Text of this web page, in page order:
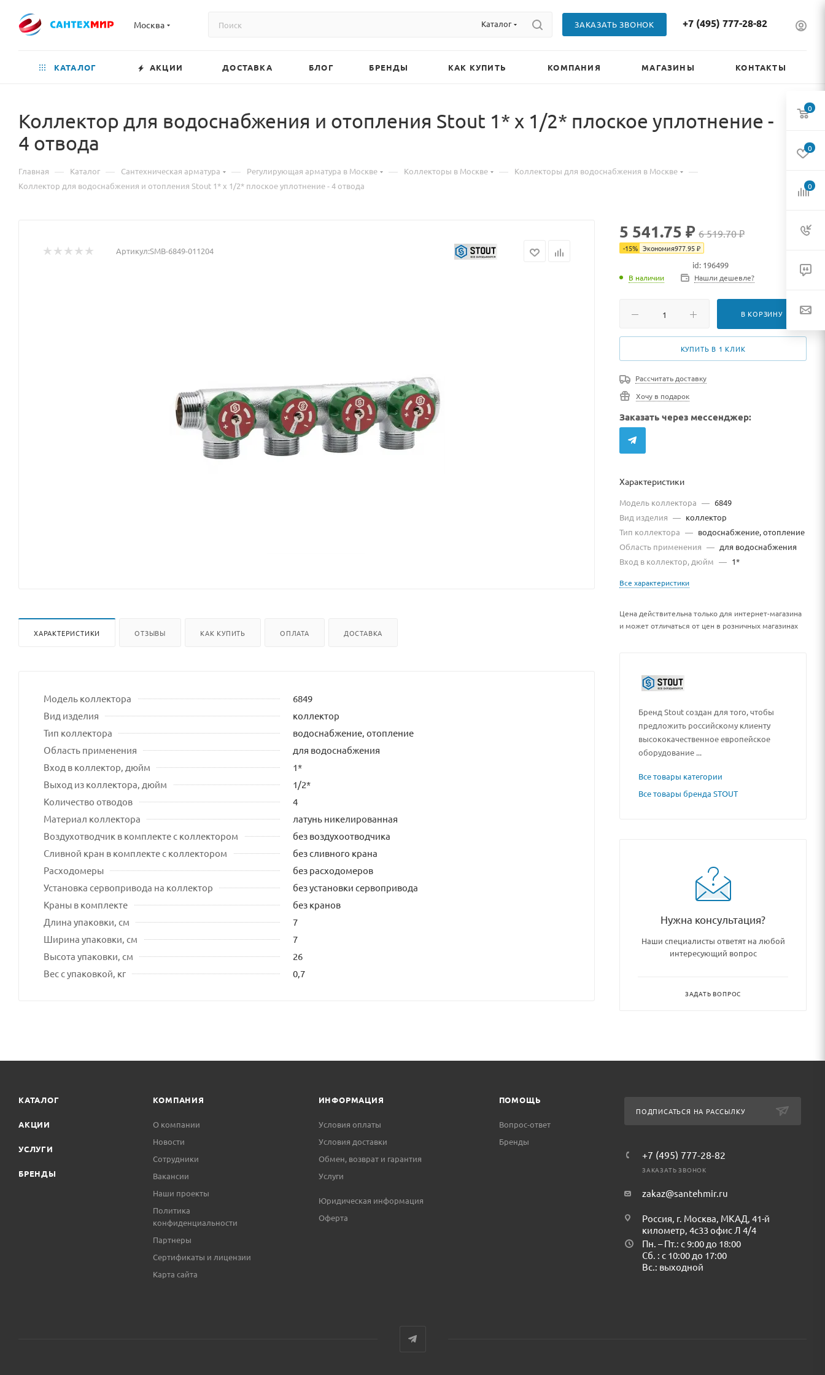
Москва Каталог ЗАКАЗАТЬ ЗВОНОК +7 (495) 777-28-82
КАТАЛОГ АКЦИИ ДОСТАВКА БЛОГ БРЕНДЫ КАК КУПИТЬ КОМПАНИЯ МАГАЗИНЫ КОНТАКТЫ
Коллектор для водоснабжения и отопления Stout 1* х 1/2* плоское уплотнение -
4 отвода
Главная — Каталог — Сантехническая арматура — Регулирующая арматура в Москве — Коллекторы в Москве — Коллекторы для водоснабжения в Москве —
Коллектор для водоснабжения и отопления Stout 1* х 1/2* плоское уплотнение - 4 отвода
Артикул:SMB-6849-011204
ХАРАКТЕРИСТИКИ ОТЗЫВЫ КАК КУПИТЬ ОПЛАТА ДОСТАВКА
Модель коллектора
6849
Вид изделия
коллектор
Тип коллектора
водоснабжение, отопление
Область применения
для водоснабжения
Вход в коллектор, дюйм
1*
Выход из коллектора, дюйм
1/2*
Количество отводов
4
Материал коллектора
латунь никелированная
Воздухотводчик в комплекте с коллектором
без воздухоотводчика
Сливной кран в комплекте с коллектором
без сливного крана
Расходомеры
без расходомеров
Установка сервопривода на коллектор
без установки сервопривода
Краны в комплекте
без кранов
Длина упаковки, см
7
Ширина упаковки, см
7
Высота упаковки, см
26
Вес с упаковкой, кг
0,7
5 541.75 ₽ 6 519.70 ₽
-15% Экономия977.95₽
id: 196499
В наличии Нашли дешевле?
В КОРЗИНУ
КУПИТЬ В 1 КЛИК
Рассчитать доставку
Хочу в подарок
Заказать через мессенджер:
Характеристики
Модель коллектора — 6849
Вид изделия — коллектор
Тип коллектора — водоснабжение, отопление
Область применения — для водоснабжения
Вход в коллектор, дюйм — 1*
Все характеристики
Цена действительна только для интернет-магазина
и может отличаться от цен в розничных магазинах
Бренд Stout создан для того, чтобы
предложить российскому клиенту
высококачественное европейское
оборудование ...
Все товары категории
Все товары бренда STOUT
Нужна консультация?
Наши специалисты ответят на любой
интересующий вопрос
ЗАДАТЬ ВОПРОС
КАТАЛОГ
АКЦИИ
УСЛУГИ
БРЕНДЫ
КОМПАНИЯ
О компании
Новости
Сотрудники
Вакансии
Наши проекты
Политика
конфиденциальности
Партнеры
Сертификаты и лицензии
Карта сайта
ИНФОРМАЦИЯ
Условия оплаты
Условия доставки
Обмен, возврат и гарантия
Услуги
Юридическая информация
Оферта
ПОМОЩЬ
Вопрос-ответ
Бренды
ПОДПИСАТЬСЯ НА РАССЫЛКУ
+7 (495) 777-28-82
ЗАКАЗАТЬ ЗВОНОК
zakaz@santehmir.ru
Россия, г. Москва, МКАД, 41-й
километр, 4с33 офис Л 4/4
Пн. – Пт.: с 9:00 до 18:00
Сб. : с 10:00 до 17:00
Вс.: выходной
0
0
0